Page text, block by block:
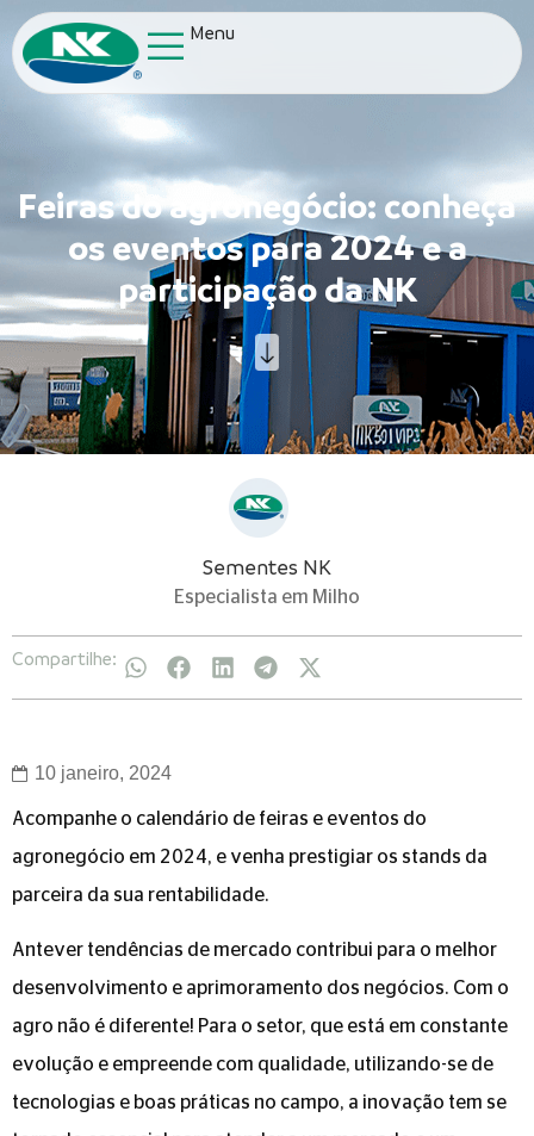
Menu
Feiras do agronegócio: conheça
os eventos para 2024 e a
participação da NK
Sementes NK
Especialista em Milho
Compartilhe:
10 janeiro, 2024
Acompanhe o calendário de feiras e eventos do
agronegócio em 2024, e venha prestigiar os stands da
parceira da sua rentabilidade.
Antever tendências de mercado contribui para o melhor
desenvolvimento e aprimoramento dos negócios. Com o
agro não é diferente! Para o setor, que está em constante
evolução e empreende com qualidade, utilizando-se de
tecnologias e boas práticas no campo, a inovação tem se